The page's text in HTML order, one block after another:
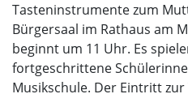
Tasteninstrumente zum
Bürgersaal im Rathaus am
beginnt um 11 Uhr. Es
fortgeschrittene
Musikschule. Der Eintritt